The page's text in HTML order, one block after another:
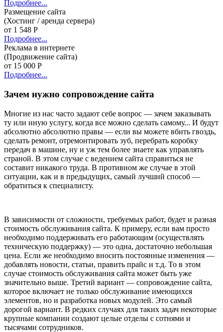
Подробнее...
Размещение сайта
(Хостинг / аренда сервера)
от 1 548 Р
Подробнее...
Реклама в интернете
(Продвижение сайта)
от 15 000 Р
Подробнее...
Зачем нужно сопровождение сайта
Многие из нас часто задают себе вопрос — зачем заказывать
ту или иную услугу, когда все можно сделать самому... И будут
абсолютно абсолютно правы — если вы можете вбить гвоздь,
сделать ремонт, отремонтировать зуб, перебрать коробку
передач в машине, ну и уж тем более знаете как управлять
страной. В этом случае с ведением сайта справиться не
составит никакого труда. В противном же случае в этой
ситуации, как и в предыдущих, самый лучший способ —
обратиться к специалисту.
В зависимости от сложности, требуемых работ, будет и разная
стоимость обслуживания сайта. К примеру, если вам просто
необходимо поддерживать его работающим (осуществлять
техническую поддержку) — это одна, достаточно небольшая
цена. Если же необходимо вносить постоянные изменения —
добавлять новости, статьи, править прайс и т.д. То в этом
случае стоимость обслуживания сайта может быть уже
значительно выше. Третий вариант — сопровождение сайта,
которое включает не только обслуживание имеющихся
элементов, но и разработка новых модулей. Это самый
дорогой вариант. В редких случаях для таких задач некоторые
крупные компании создают целые отделы с сотнями и
тысячами сотрудников.